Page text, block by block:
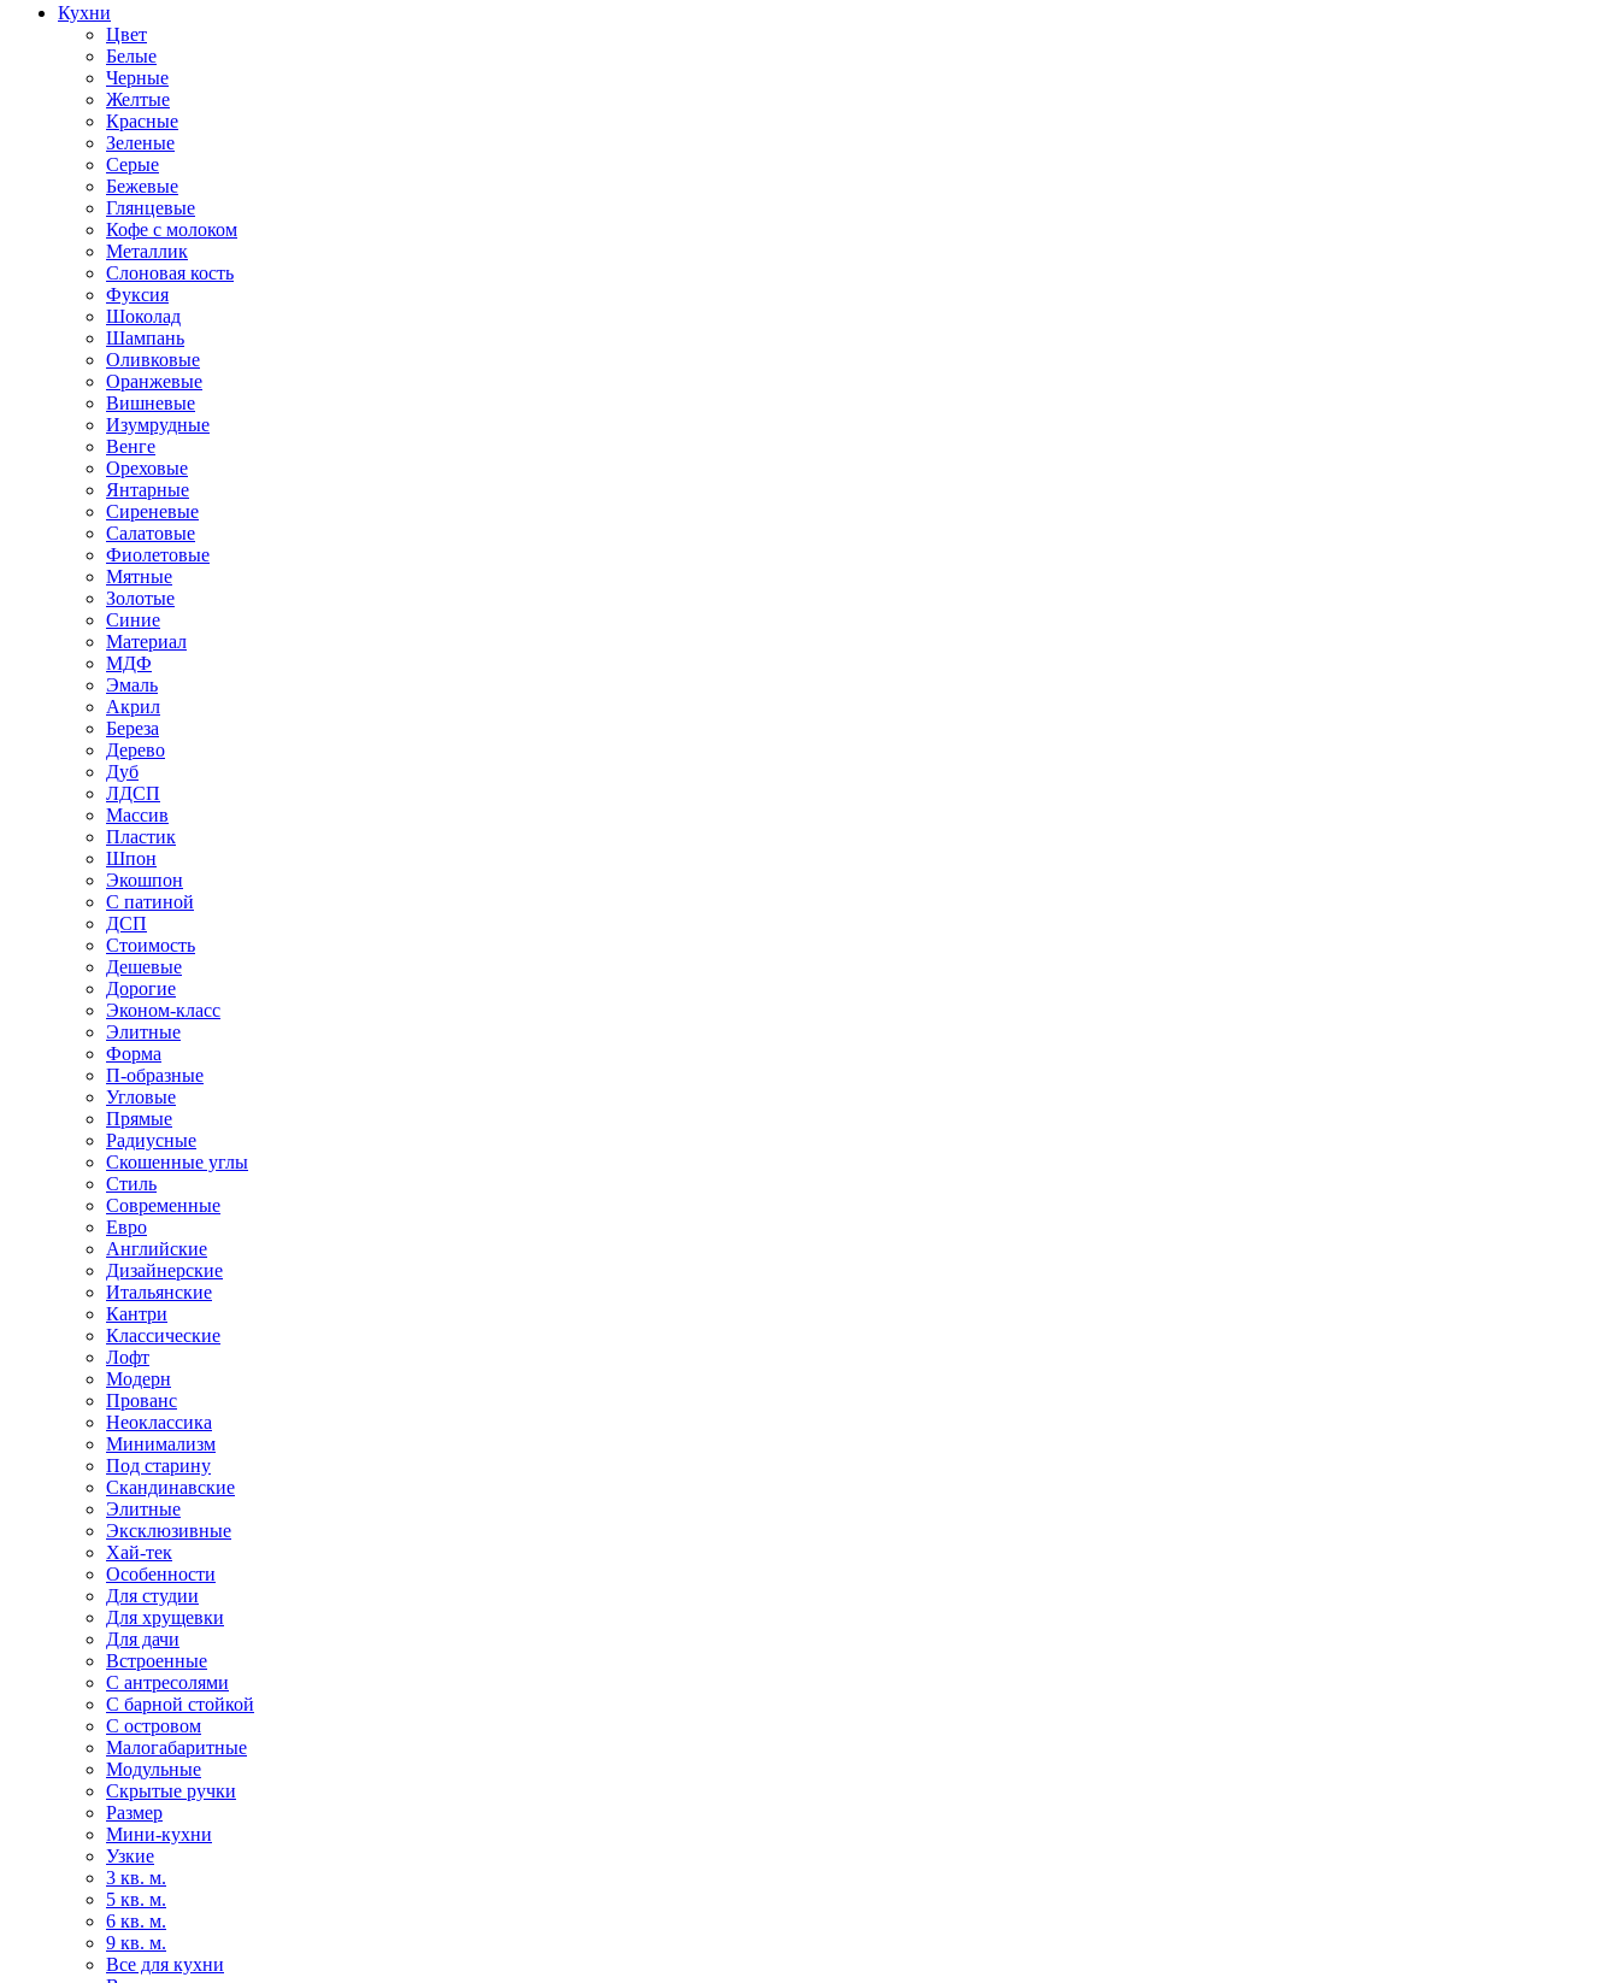
Кухни
Цвет
Белые
Черные
Желтые
Красные
Зеленые
Серые
Бежевые
Глянцевые
Кофе с молоком
Металлик
Слоновая кость
Фуксия
Шоколад
Шампань
Оливковые
Оранжевые
Вишневые
Изумрудные
Венге
Ореховые
Янтарные
Сиреневые
Салатовые
Фиолетовые
Мятные
Золотые
Синие
Материал
МДФ
Эмаль
Акрил
Береза
Дерево
Дуб
ЛДСП
Массив
Пластик
Шпон
Экошпон
С патиной
ДСП
Стоимость
Дешевые
Дорогие
Эконом-класс
Элитные
Форма
П-образные
Угловые
Прямые
Радиусные
Скошенные углы
Стиль
Современные
Евро
Английские
Дизайнерские
Итальянские
Кантри
Классические
Лофт
Модерн
Прованс
Неоклассика
Минимализм
Под старину
Скандинавские
Элитные
Эксклюзивные
Хай-тек
Особенности
Для студии
Для хрущевки
Для дачи
Встроенные
С антресолями
С барной стойкой
С островом
Малогабаритные
Модульные
Скрытые ручки
Размер
Мини-кухни
Узкие
3 кв. м.
5 кв. м.
6 кв. м.
9 кв. м.
Все для кухни